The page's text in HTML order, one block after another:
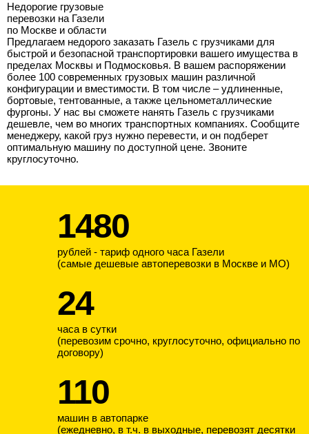
Недорогие грузовые
перевозки на Газели
по Москве и области
Предлагаем недорого заказать Газель с грузчиками для
быстрой и безопасной транспортировки вашего имущества в
пределах Москвы и Подмосковья. В вашем распоряжении
более 100 современных грузовых машин различной
конфигурации и вместимости. В том числе – удлиненные,
бортовые, тентованные, а также цельнометаллические
фургоны. У нас вы сможете нанять Газель с грузчиками
дешевле, чем во многих транспортных компаниях. Сообщите
менеджеру, какой груз нужно перевести, и он подберет
оптимальную машину по доступной цене. Звоните
круглосуточно.
1480
рублей - тариф одного часа Газели
(самые дешевые автоперевозки в Москве и МО)
24
часа в сутки
(перевозим срочно, круглосуточно, официально по
договору)
110
машин в автопарке
(ежедневно, в т.ч. в выходные, перевозят десятки